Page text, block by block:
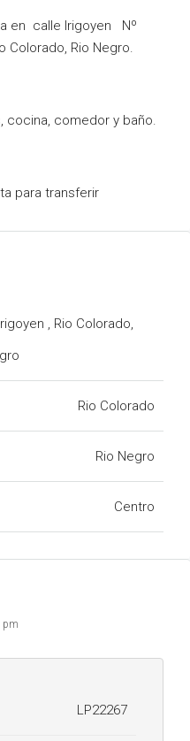
en calle Irigoyen Nº
Colorado, Rio Negro.
cocina, comedor y baño.
para transferir
, Rio Colorado,
Rio Colorado
Rio Negro
Centro
pm
LP22267